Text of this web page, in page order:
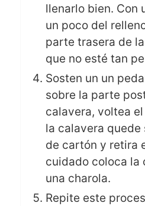
llenarlo bien. Con
un poco del
parte trasera de
que no esté tan
Sosten un un
sobre la parte
calavera, voltea
la calavera quede
de cartón y retira
cuidado coloca la
una charola.
Repite este